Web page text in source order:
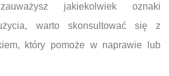
jakiekolwiek oznaki
warto skonsultować się z
który pomoże w naprawie lub